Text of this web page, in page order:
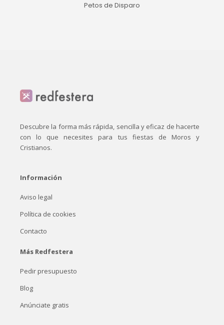
Petos de Disparo
Descubre la forma más rápida, sencilla y eficaz de hacerte
con lo que necesites para tus fiestas de Moros y
Cristianos.
Información
Aviso legal
Política de cookies
Contacto
Más Redfestera
Pedir presupuesto
Blog
Anúnciate gratis